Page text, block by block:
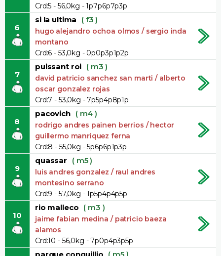
Crd:5 - 56,0kg - 1p7p6p7p3p
6
si la ultima ( f3 )
hugo alejandro ochoa olmos / sergio inda
montano
Crd:6 - 53,0kg - 0p0p3p1p2p
7
puissant roi ( m3 )
david patricio sanchez san marti / alberto
oscar gonzalez rojas
Crd:7 - 53,0kg - 7p5p4p8p1p
8
pacovich ( m4 )
rodrigo andres painen berrios / hector
guillermo manriquez ferna
Crd:8 - 55,0kg - 5p6p6p1p3p
9
quassar ( m5 )
luis andres gonzalez / raul andres
montesino serrano
Crd:9 - 57,0kg - 1p5p4p4p5p
10
rio malleco ( m3 )
jaime fabian medina / patricio baeza
alamos
Crd:10 - 56,0kg - 7p0p4p3p5p